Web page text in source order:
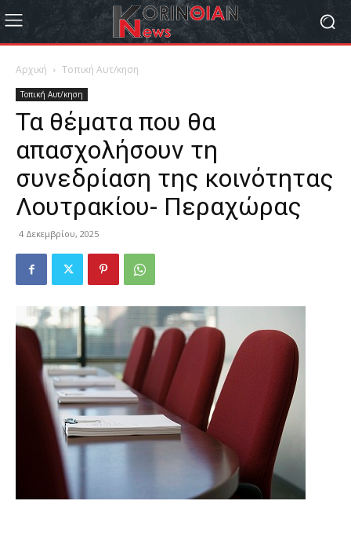
Αρχική Τοπική Αυτ/κηση
Τοπική Αυτ/κηση
Τα θέματα που θα
απασχολήσουν τη
συνεδρίαση της κοινότητας
Λουτρακίου- Περαχώρας
4 Δεκεμβρίου, 2025